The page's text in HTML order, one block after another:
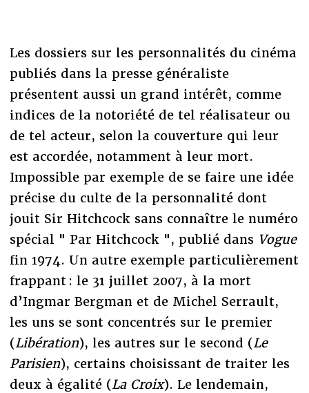
Les dossiers sur les personnalités du cinéma
publiés dans la presse généraliste
présentent aussi un grand intérêt, comme
indices de la notoriété de tel réalisateur ou
de tel acteur, selon la couverture qui leur
est accordée, notamment à leur mort.
Impossible par exemple de se faire une idée
précise du culte de la personnalité dont
jouit Sir Hitchcock sans connaître le numéro
spécial " Par Hitchcock ", publié dans Vogue
fin 1974. Un autre exemple particulièrement
frappant : le 31 juillet 2007, à la mort
d’Ingmar Bergman et de Michel Serrault,
les uns se sont concentrés sur le premier
(Libération), les autres sur le second (Le
Parisien), certains choisissant de traiter les
deux à égalité (La Croix). Le lendemain,